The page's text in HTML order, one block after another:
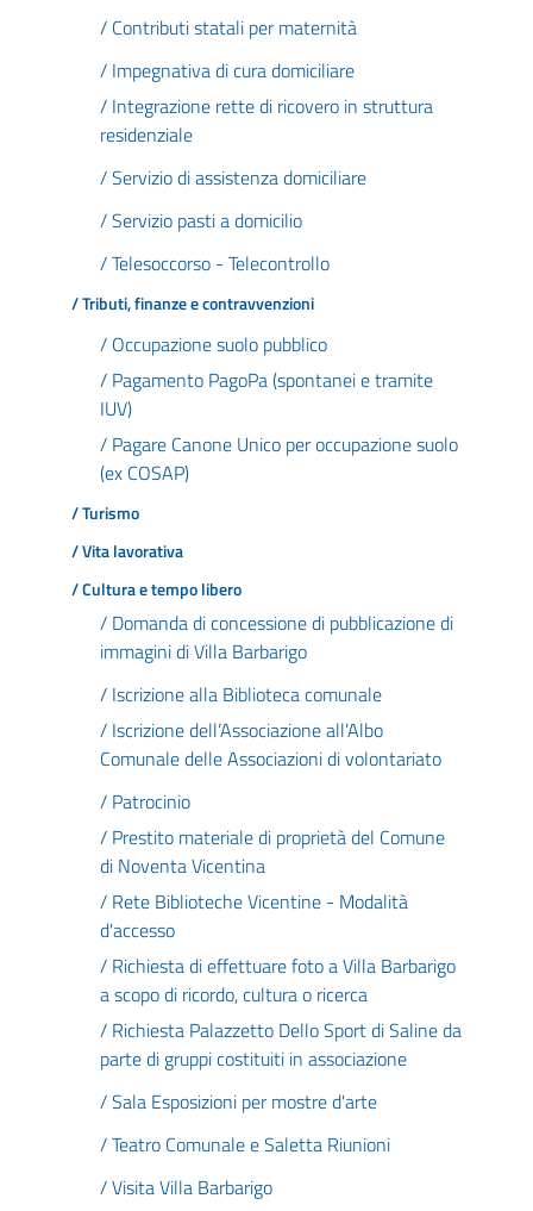
/ Contributi statali per maternità
/ Impegnativa di cura domiciliare
/ Integrazione rette di ricovero in struttura
residenziale
/ Servizio di assistenza domiciliare
/ Servizio pasti a domicilio
/ Telesoccorso - Telecontrollo
/ Tributi, finanze e contravvenzioni
/ Occupazione suolo pubblico
/ Pagamento PagoPa (spontanei e tramite
IUV)
/ Pagare Canone Unico per occupazione suolo
(ex COSAP)
/ Turismo
/ Vita lavorativa
/ Cultura e tempo libero
/ Domanda di concessione di pubblicazione di
immagini di Villa Barbarigo
/ Iscrizione alla Biblioteca comunale
/ Iscrizione dell’Associazione all’Albo
Comunale delle Associazioni di volontariato
/ Patrocinio
/ Prestito materiale di proprietà del Comune
di Noventa Vicentina
/ Rete Biblioteche Vicentine - Modalità
d'accesso
/ Richiesta di effettuare foto a Villa Barbarigo
a scopo di ricordo, cultura o ricerca
/ Richiesta Palazzetto Dello Sport di Saline da
parte di gruppi costituiti in associazione
/ Sala Esposizioni per mostre d'arte
/ Teatro Comunale e Saletta Riunioni
/ Visita Villa Barbarigo